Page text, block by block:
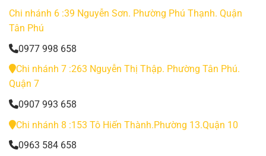
Chi nhánh 6 :39 Nguyễn Sơn. Phường Phú Thạnh. Quận
Tân Phú
0977 998 658
Chi nhánh 7 :263 Nguyễn Thị Thập. Phường Tân Phú.
Quận 7
0907 993 658
Chi nhánh 8 :153 Tô Hiến Thành.Phường 13.Quận 10
0963 584 658